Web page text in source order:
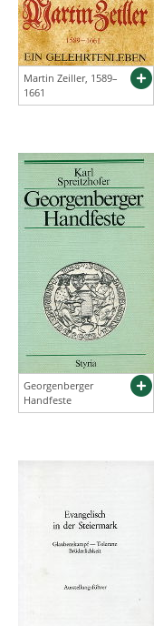
Martin Zeiller, 1589–
1661
Georgenberger
Handfeste